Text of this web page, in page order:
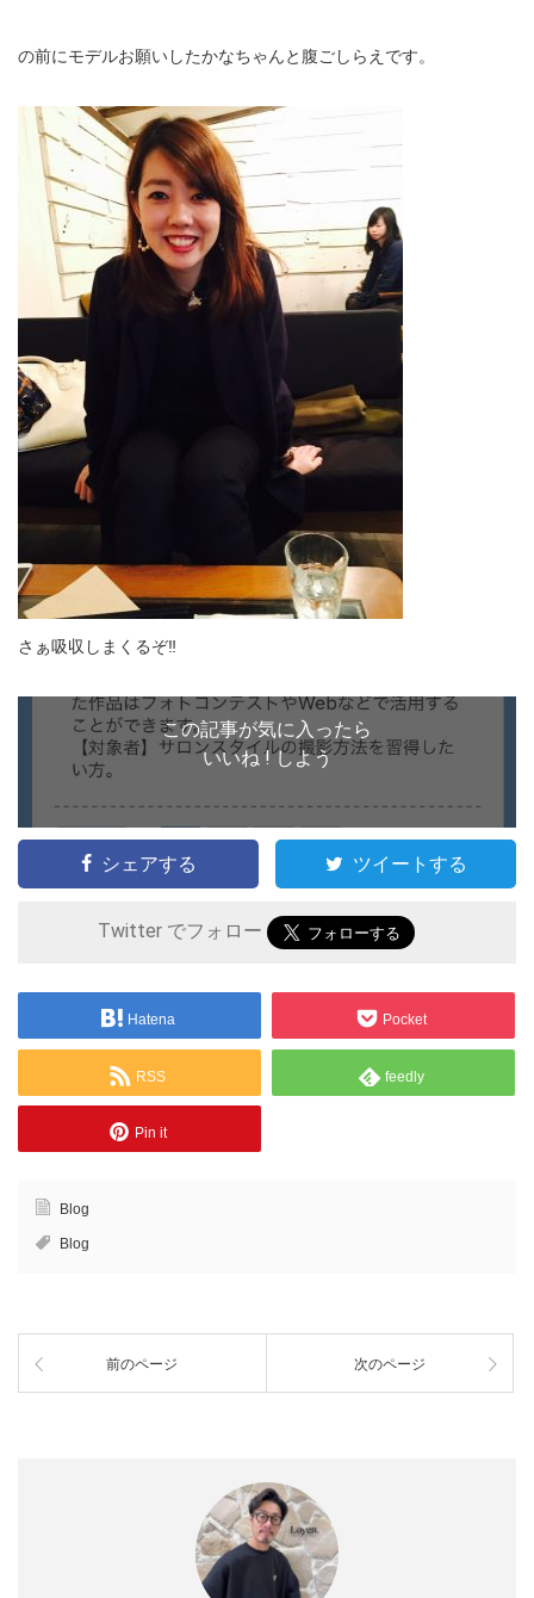
の前にモデルお願いしたかなちゃんと腹ごしらえです。
さぁ吸収しまくるぞ‼︎
この記事が気に入ったら
いいね ! しよう
シェアする ツイートする
Twitter でフォロー
Hatena Pocket
RSS feedly
Pin it
Blog
Blog
前のページ 次のページ